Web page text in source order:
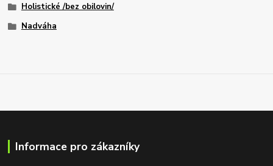
Holistické /bez obilovin/
Nadváha
Informace pro zákazníky